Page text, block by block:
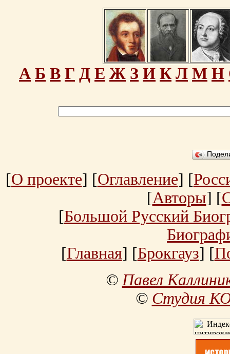
А Б В Г Д Е Ж З И К Л М Н
[О проекте] [Оглавление] [
[Авторы] [
[Большой Русский
[Главная] [Брокгауз] [
© Павел
© Студия